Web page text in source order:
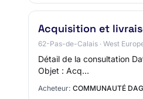
Acquisition et
62-Pas-de-Calais · West
Détail de la consultation
Objet : Acq…
Acheteur: COMMUNAUTÉ